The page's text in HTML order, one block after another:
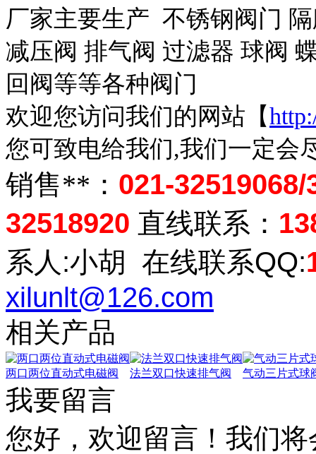
厂家主要生产 不锈钢阀门
减压阀 排气阀 过滤器 球阀
回阀等等各种阀门
欢迎您访问我们的网站【
您可致电给我们,我们一定会
销售**： 021-32519068/
32518920 直线联系：
系人 :小胡 在线联系QQ:
xilunlt@126.com
相关产品
两口两位直动式电磁阀 法兰双口快速排气阀 气动三片式球
我要留言
您好，欢迎留言！我们